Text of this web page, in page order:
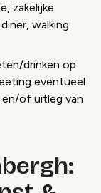
zakelijke
walking
drinken op
eventueel
of uitleg van